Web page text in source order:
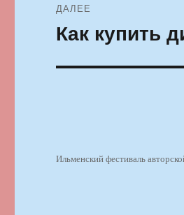
ДАЛЕЕ
Следующая
Как купить
Ильменский фестиваль